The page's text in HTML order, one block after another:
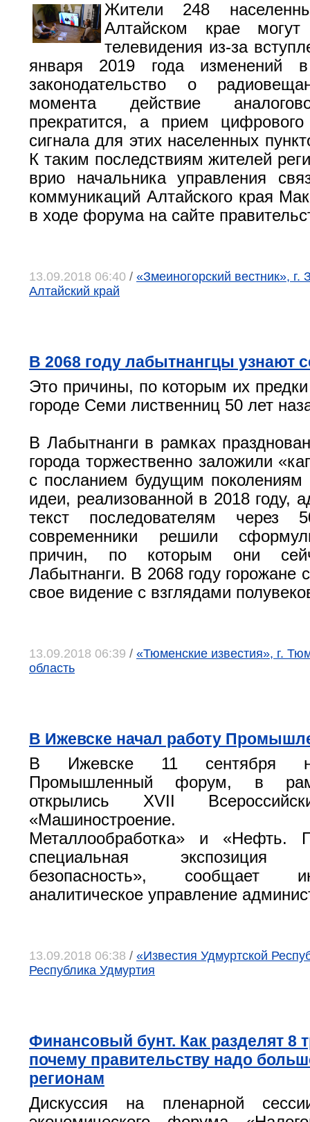
Жители 248
Алтайском крае могут
телевидения из-за
января 2019 года изменений
законодательство о
момента действие
прекратится, а прием
сигнала для этих населенных
К таким последствиям жителей
врио начальника управления
коммуникаций Алтайского края
в ходе форума на сайте
13.09.2018 06:40 / «Змеиногорский вестник», г.
Алтайский край
В 2068 году лабытнангцы узнают
Это причины, по которым их
городе Семи лиственниц 50 лет
В Лабытнанги в рамках
города торжественно заложили
с посланием будущим поколениям
идеи, реализованной в 2018 году,
текст последователям
современники решили
причин, по которым они
Лабытнанги. В 2068 году горожане
свое видение с взглядами
13.09.2018 06:39 / «Тюменские известия», г.
область
В Ижевске начал работу
В Ижевске 11 сентября
Промышленный форум, в
открылись XVII
«Машиностроение.
Металлообработка» и «Нефть.
специальная экспозиция
безопасность», сообщает
аналитическое управление
13.09.2018 06:38 / «Известия Удмуртской
Республика Удмуртия
Финансовый бунт. Как разделят 8
почему правительству надо
регионам
Дискуссия на пленарной